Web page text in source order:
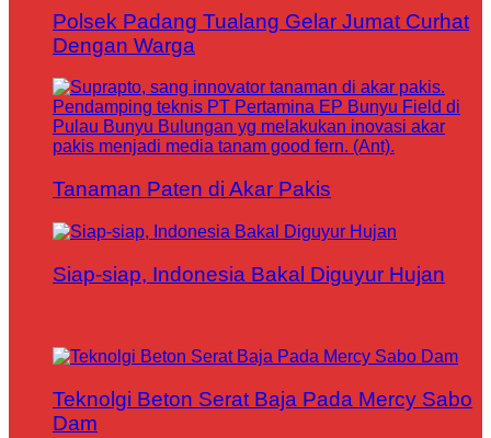
Polsek Padang Tualang Gelar Jumat Curhat
Dengan Warga
Tanaman Paten di Akar Pakis
Siap-siap, Indonesia Bakal Diguyur Hujan
Teknolgi Beton Serat Baja Pada Mercy Sabo
Dam